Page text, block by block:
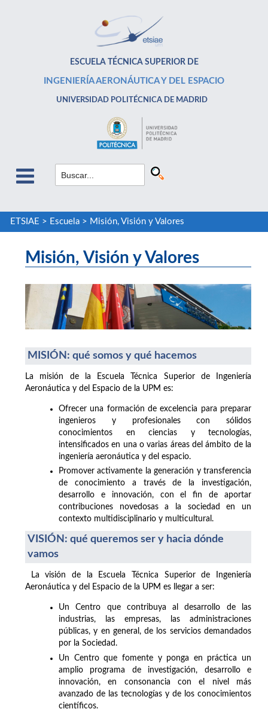
ESCUELA TÉCNICA SUPERIOR DE
INGENIERÍA AERONÁUTICA Y DEL ESPACIO
UNIVERSIDAD POLITÉCNICA DE MADRID
ETSIAE > Escuela> Misión, Visión y Valores
Misión, Visión y Valores
MISIÓN: qué somos y qué hacemos
La misión de la Escuela Técnica Superior de Ingeniería
Aeronáutica y del Espacio de la UPM es:
Ofrecer una formación de excelencia para preparar
ingenieros y profesionales con sólidos
conocimientos en ciencias y tecnologías,
intensificados en una o varias áreas del ámbito de la
ingeniería aeronáutica y del espacio.
Promover activamente la generación y transferencia
de conocimiento a través de la investigación,
desarrollo e innovación, con el fin de aportar
contribuciones novedosas a la sociedad en un
contexto multidisciplinario y multicultural.
VISIÓN: qué queremos ser y hacia dónde
vamos
La visión de la Escuela Técnica Superior de Ingeniería
Aeronáutica y del Espacio de la UPM es llegar a ser:
Un Centro que contribuya al desarrollo de las
industrias, las empresas, las administraciones
públicas, y en general, de los servicios demandados
por la Sociedad.
Un Centro que fomente y ponga en práctica un
amplio programa de investigación, desarrollo e
innovación, en consonancia con el nivel más
avanzado de las tecnologías y de los conocimientos
científicos.